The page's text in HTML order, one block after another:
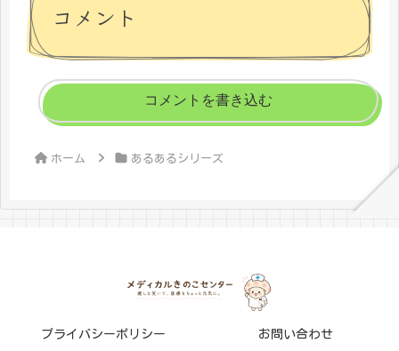
コメント
コメントを書き込む
ホーム あるあるシリーズ
プライバシーポリシー お問い合わせ